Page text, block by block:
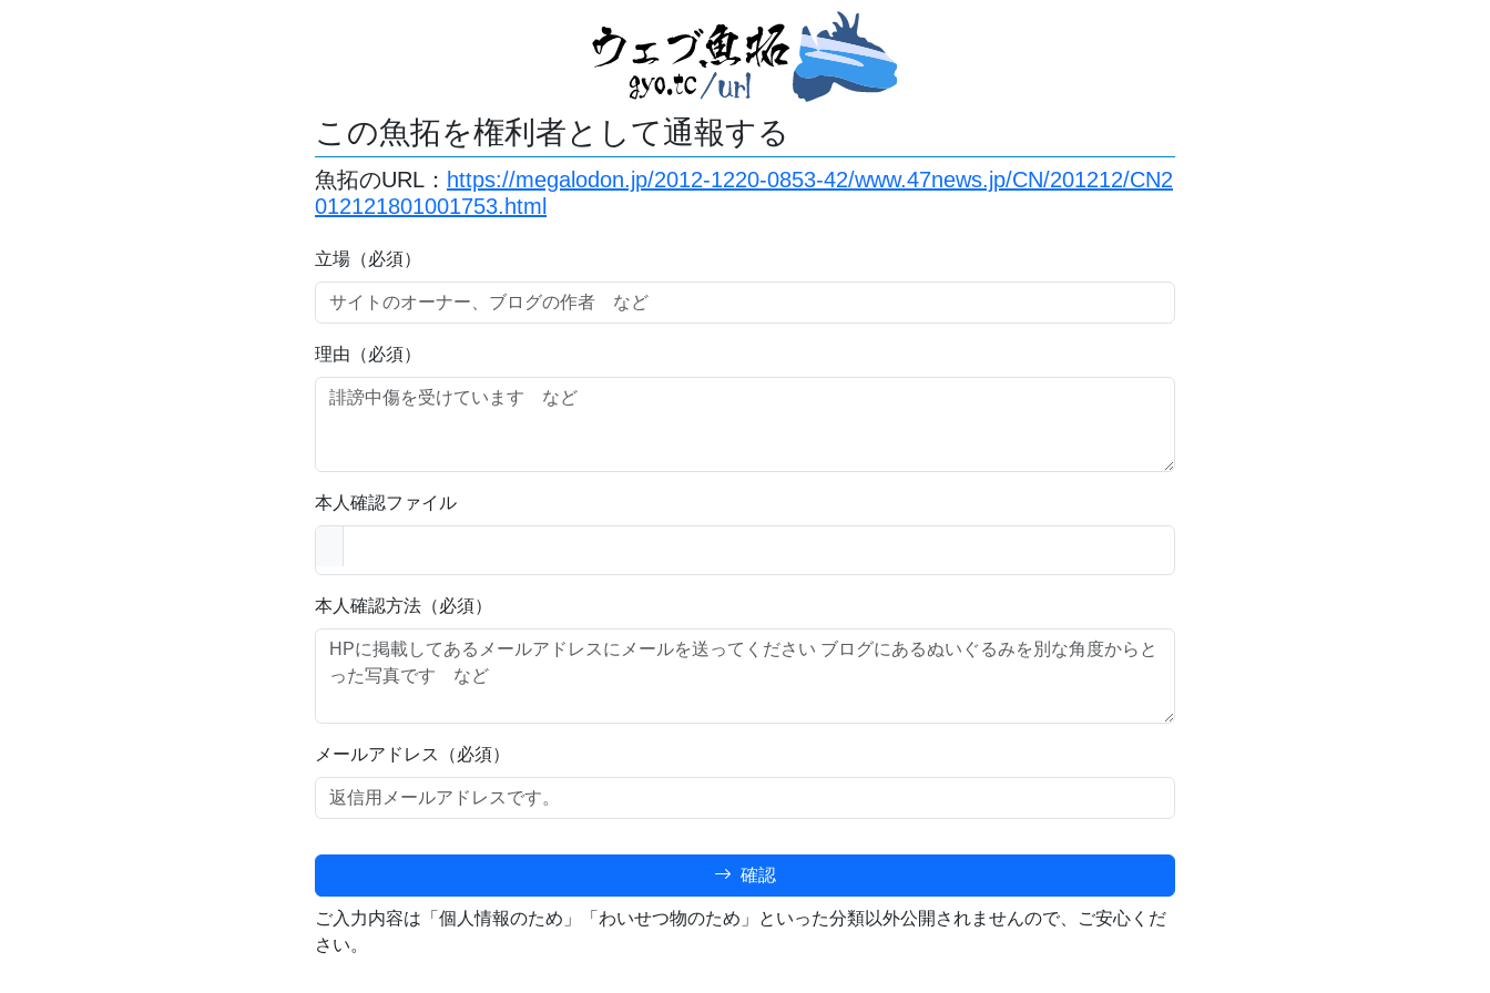
この魚拓を権利者として通報する
魚拓のURL： https://megalodon.jp/2012-1220-0853-42/www.47news.jp/CN/201212/CN2
012121801001753.html
立場（必須）
理由（必須）
本人確認ファイル
本人確認方法（必須）
メールアドレス（必須）
確認
ご入力内容は「個人情報のため」「わいせつ物のため」といった分類以外公開されませんので、ご安心くだ
さい。